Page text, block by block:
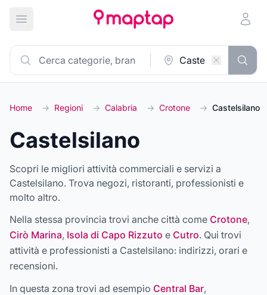
Apri menu principale
Home → Regioni → Calabria → Crotone → Castelsilano
Castelsilano
Scopri le migliori attività commerciali e servizi a
Castelsilano. Trova negozi, ristoranti, professionisti e
molto altro.
Nella stessa provincia trovi anche città come Crotone,
Cirò Marina, Isola di Capo Rizzuto e Cutro. Qui trovi
attività e professionisti a Castelsilano: indirizzi, orari e
recensioni.
In questa zona trovi ad esempio Central Bar,